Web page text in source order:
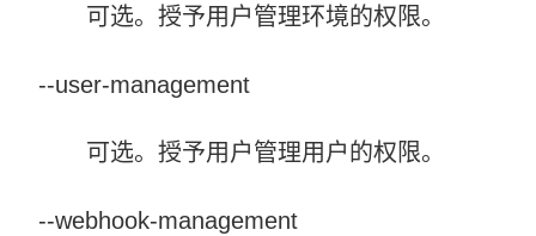
可选。授予用户管理环境的权限。
--user-management
可选。授予用户管理用户的权限。
--webhook-management